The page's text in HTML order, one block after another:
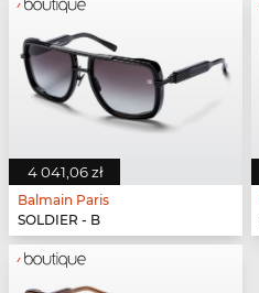
4 041,06 zł
Balmain Paris
SOLDIER - B